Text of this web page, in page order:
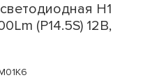
H1
(P14.5S) 12В,